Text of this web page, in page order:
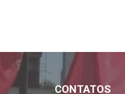
CONTATOS